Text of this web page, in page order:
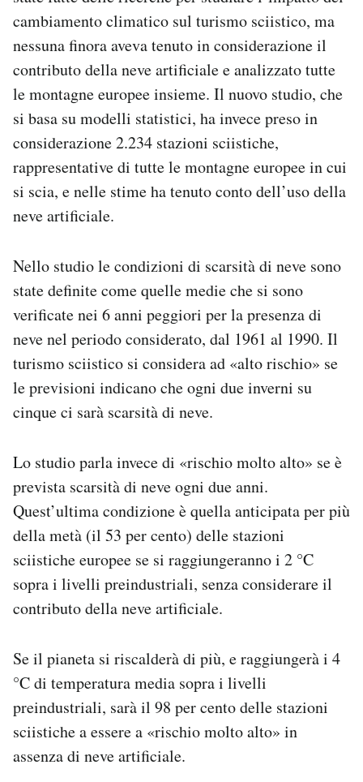
cambiamento climatico sul turismo sciistico, ma
nessuna finora aveva tenuto in considerazione il
contributo della neve artificiale e analizzato tutte
le montagne europee insieme. Il nuovo studio, che
si basa su modelli statistici, ha invece preso in
considerazione 2.234 stazioni sciistiche,
rappresentative di tutte le montagne europee in cui
si scia, e nelle stime ha tenuto conto dell’uso della
neve artificiale.
Nello studio le condizioni di scarsità di neve sono
state definite come quelle medie che si sono
verificate nei 6 anni peggiori per la presenza di
neve nel periodo considerato, dal 1961 al 1990. Il
turismo sciistico si considera ad «alto rischio» se
le previsioni indicano che ogni due inverni su
cinque ci sarà scarsità di neve.
Lo studio parla invece di «rischio molto alto» se è
prevista scarsità di neve ogni due anni.
Quest’ultima condizione è quella anticipata per più
della metà (il 53 per cento) delle stazioni
sciistiche europee se si raggiungeranno i 2 °C
sopra i livelli preindustriali, senza considerare il
contributo della neve artificiale.
Se il pianeta si riscalderà di più, e raggiungerà i 4
°C di temperatura media sopra i livelli
preindustriali, sarà il 98 per cento delle stazioni
sciistiche a essere a «rischio molto alto» in
assenza di neve artificiale.